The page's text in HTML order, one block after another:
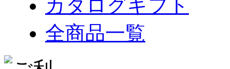
カタログギフト
全商品一覧